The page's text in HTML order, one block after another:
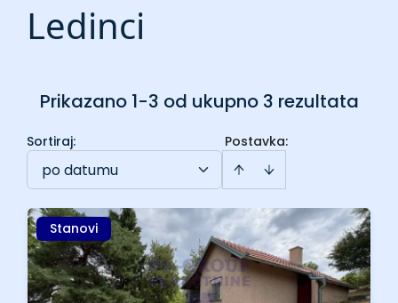
Ledinci
Prikazano 1-3 od ukupno 3 rezultata
Postavka:
Sortiraj:
po datumu
Stanovi